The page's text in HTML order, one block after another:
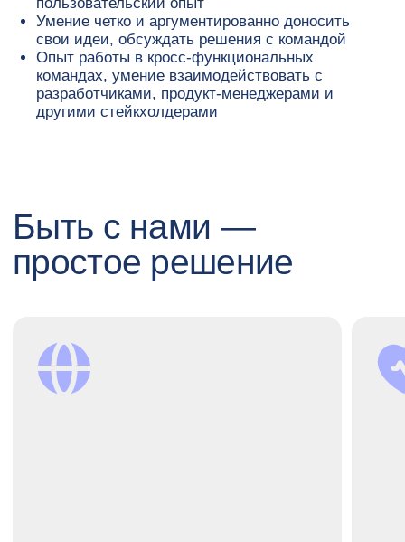
Умение четко и аргументированно доносить
свои идеи, обсуждать решения с командой
Опыт работы в кросс-функциональных
командах, умение взаимодействовать с
разработчиками, продукт-менеджерами и
другими стейкхолдерами
и свобода быть где угодно
Для нас не важно, где вы
находитесь — в ППР можно
работать удаленно или с гибридным
графиком, если хочется увидеть
коллег. Рабочий день может быть
Наше расширенное
лечение онкологии,
психологические и
консультации,
Дизайнер UX/UI (web)